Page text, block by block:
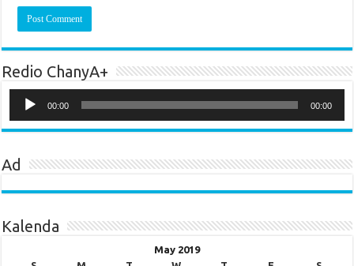
Redio ChanyA+
Player
00:00 00:00
Ad
Kalenda
May 2019